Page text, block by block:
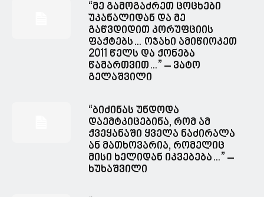
“მე გამოგაძრეთ ცოცხები
უკანალიდან და მე
გაწვდიდით კორუფციის
ფაქტებს… ოჯახი ამიწიოკეთ
2011 წელს და ქონება
წამართვით…” – ვატო
გელაშვილი
“ბიძინას უნდოდა
დაემტკიცებინა, რომ ამ
ქვეყანაში ყველა ნაძირალა
ან მათხოვარია, რომელიც
მისი ხელიდან იკვებება…” –
ხუხაშვილი